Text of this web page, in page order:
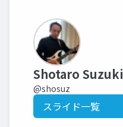
Shotaro Suzuki
@shosuz
スライド一覧